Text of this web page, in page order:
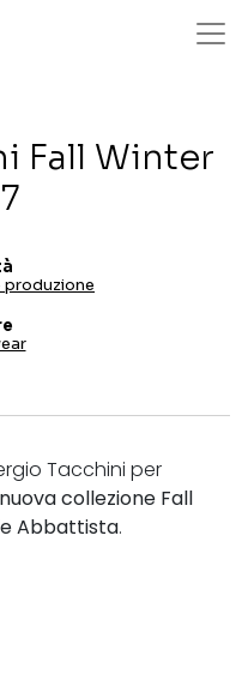
Fall Winter
Tacchini per
collezione Fall
Abbattista.